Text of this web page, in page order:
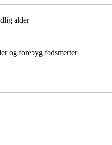
alder
og forebyg fodsmerter